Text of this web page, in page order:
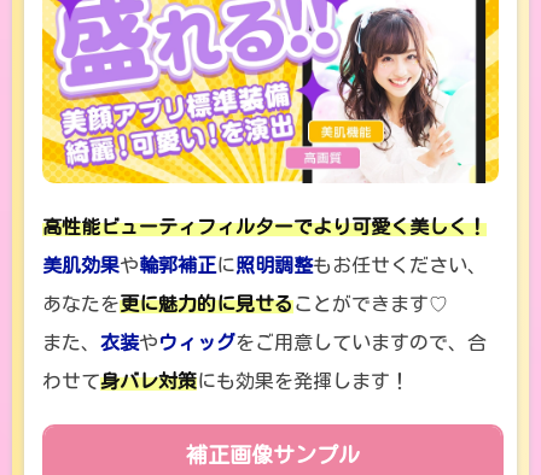
高性能ビューティフィルターでより可愛く美しく！
美肌効果や輪郭補正に照明調整もお任せください、
あなたを更に魅力的に見せることができます♡
また、 衣装やウィッグをご用意していますので、合
わせて身バレ対策にも効果を発揮します！
補正画像サンプル